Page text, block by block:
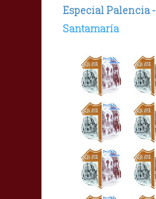
Especial Palencia -
Santamaría